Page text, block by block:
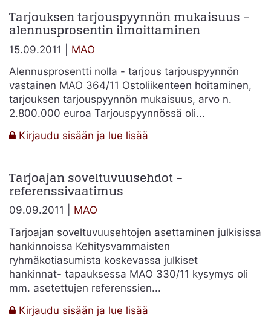
nykytila
tai
pitää
kuvata
tarjouspyynnössä?
Tarjouksen tarjouspyynnön mukaisuus –
alennusprosentin ilmoittaminen
15.09.2011 | MAO
Alennusprosentti nolla - tarjous tarjouspyynnön
vastainen MAO 364/11 Ostoliikenteen hoitaminen,
tarjouksen tarjouspyynnön mukaisuus, arvo n.
2.800.000 euroa Tarjouspyynnössä oli...
Kirjaudu sisään ja lue lisää
mukaisuus
Tarjoajan soveltuvuusehdot –
referenssivaatimus
09.09.2011 | MAO
Tarjoajan soveltuvuusehtojen asettaminen julkisissa
hankinnoissa Kehitysvammaisten
ryhmäkotiasumista koskevassa julkiset
hankinnat- tapauksessa MAO 330/11 kysymys oli
mm. asetettujen referenssien...
Kirjaudu sisään ja lue lisää